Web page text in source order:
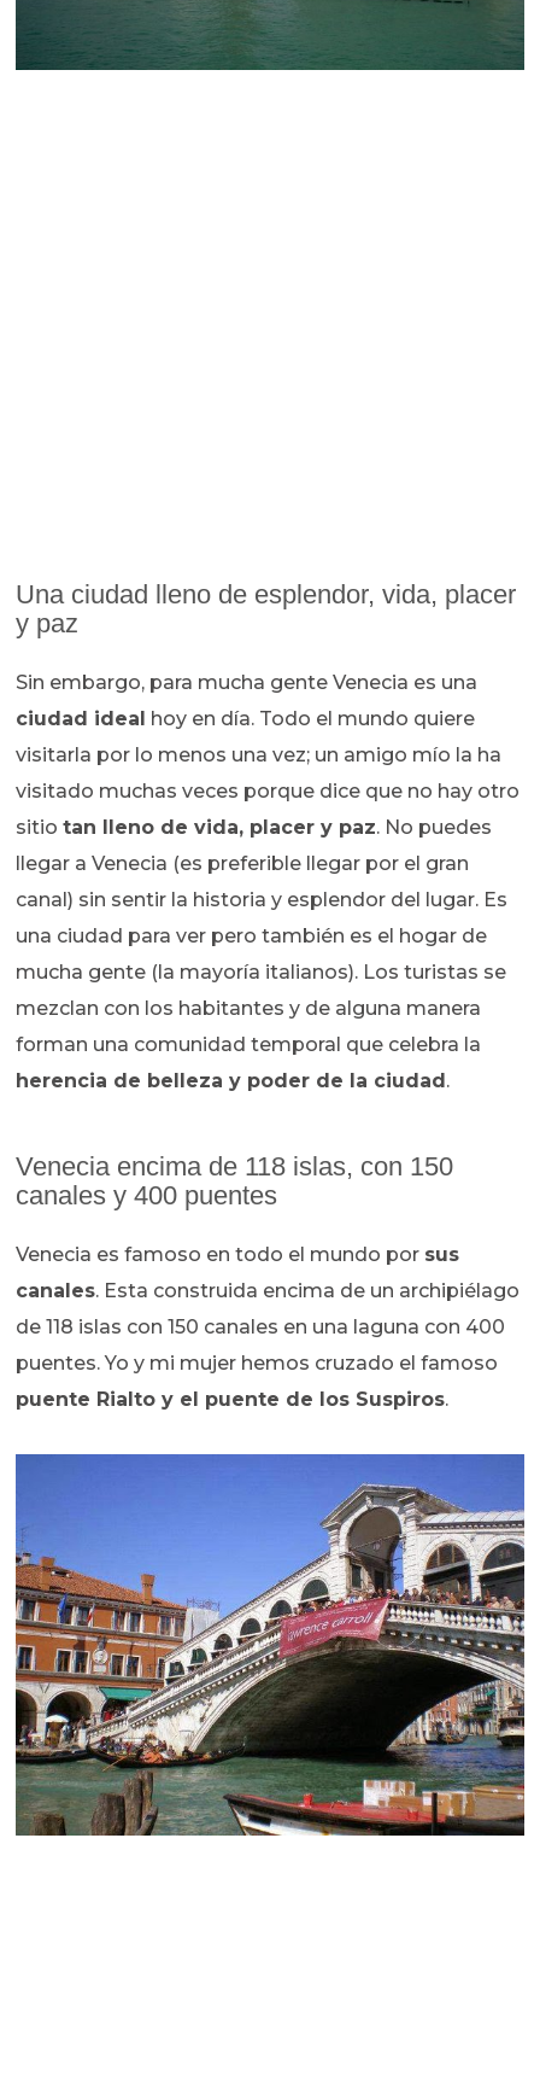
Una ciudad lleno de esplendor, vida, placer
y paz
Sin embargo, para mucha gente Venecia es una
ciudad ideal
hoy en día. Todo el mundo quiere
visitarla por lo menos una vez; un amigo mío la ha
visitado muchas veces porque dice que no hay otro
sitiotan lleno de vida, placer y paz. No puedes
llegar a Venecia (es preferible llegar por el gran
canal) sin sentir la historia y esplendor del lugar. Es
una ciudad para ver pero también es el hogar de
mucha gente (la mayoría italianos). Los turistas se
mezclan con los habitantes y de alguna manera
forman una comunidad temporal que celebra la
herencia de belleza y poder de la ciudad .
Venecia encima de 118 islas, con 150
canales y 400 puentes
Venecia es famoso en todo el mundo por sus
canales. Esta construida encima de un archipiélago
de 118 islas con 150 canales en una laguna con 400
puentes. Yo y mi mujer hemos cruzado el famoso
puente Rialto y el puente de los Suspiros.